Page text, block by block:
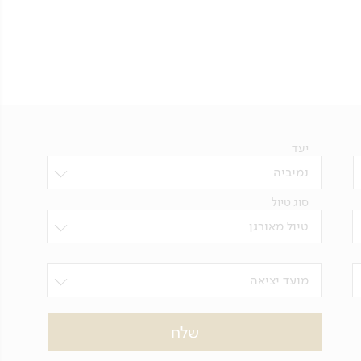
יעד
נמיביה
סוג טיול
טיול מאורגן
מועד יציאה